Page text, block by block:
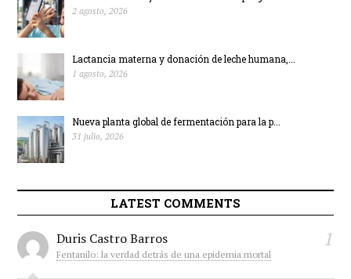
2 agosto, 2026
Lactancia materna y donación de leche humana,...
1 agosto, 2026
Nueva planta global de fermentación para la p...
31 julio, 2026
LATEST COMMENTS
Duris Castro Barros 1
Fentanilo: la verdad detrás de una epidemia mortal